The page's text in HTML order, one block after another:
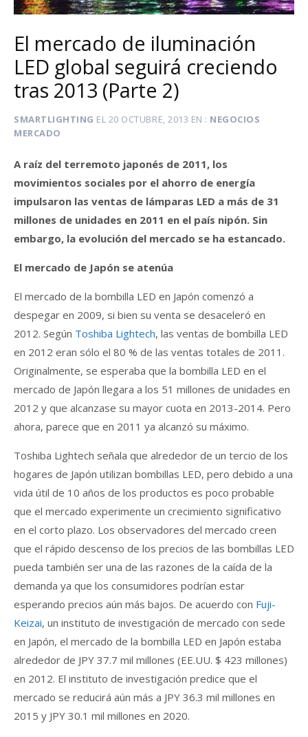
El mercado de iluminación
LED global seguirá creciendo
tras 2013 (Parte 2)
SMARTLIGHTING EL 20 OCTUBRE, 2013 EN
NEGOCIOS
MERCADO
A raíz del terremoto japonés de 2011, los
movimientos sociales por el ahorro de energía
impulsaron las ventas de lámparas LED a más de 31
millones de unidades en 2011 en el país nipón. Sin
embargo, la evolución del mercado se ha estancado.
El mercado de Japón se atenúa
El mercado de la bombilla LED en Japón comenzó a
despegar en 2009, si bien su venta se desaceleró en
2012. Según Toshiba Lightech, las ventas de bombilla LED
en 2012 eran sólo el 80 % de las ventas totales de 2011.
Originalmente, se esperaba que la bombilla LED en el
mercado de Japón llegara a los 51 millones de unidades en
2012 y que alcanzase su mayor cuota en 2013-2014. Pero
ahora, parece que en 2011 ya alcanzó su máximo.
Toshiba Lightech señala que alrededor de un tercio de los
hogares de Japón utilizan bombillas LED, pero debido a una
vida útil de 10 años de los productos es poco probable
que el mercado experimente un crecimiento significativo
en el corto plazo. Los observadores del mercado creen
que el rápido descenso de los precios de las bombillas LED
pueda también ser una de las razones de la caída de la
demanda ya que los consumidores podrían estar
esperando precios aún más bajos. De acuerdo con Fuji-
Keizai, un instituto de investigación de mercado con sede
en Japón, el mercado de la bombilla LED en Japón estaba
alrededor de JPY 37.7 mil millones (EE.UU. $ 423 millones)
en 2012. El instituto de investigación predice que el
mercado se reducirá aún más a JPY 36.3 mil millones en
2015 y JPY 30.1 mil millones en 2020.